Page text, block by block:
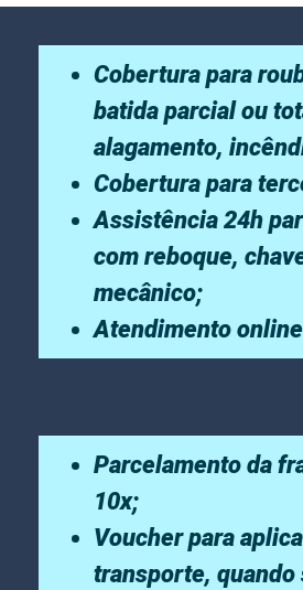
Cobertura para
batida parcial ou
alagamento,
Cobertura para
Assistência 24h
com reboque,
mecânico;
Atendimento
Parcelamento da
10x;
Voucher para
transporte, quando